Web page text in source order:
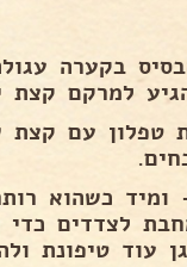
בקערה
למרקם קצת
טפלון עם
כשהוא
לצדדים כדי
עוד טיפונת